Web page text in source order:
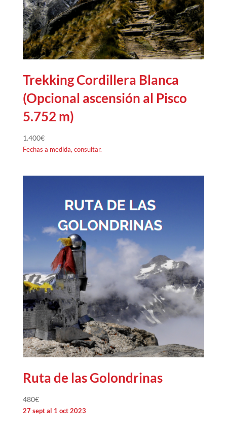
Trekking Cordillera Blanca
(Opcional ascensión al Pisco
5.752 m)
1.400€
Fechas a medida, consultar.
Ruta de las Golondrinas
480€
27 sept al 1 oct 2023